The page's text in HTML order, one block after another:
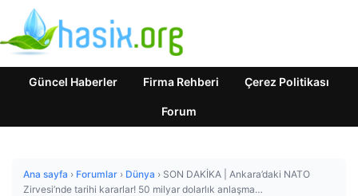
Güncel Haberler Firma Rehberi Çerez Politikası
Forum
Ana sayfa › Forumlar › Dünya › SON DAKİKA | Ankara’daki NATO
Zirvesi’nde tarihi kararlar! 50 milyar dolarlık anlaşma…